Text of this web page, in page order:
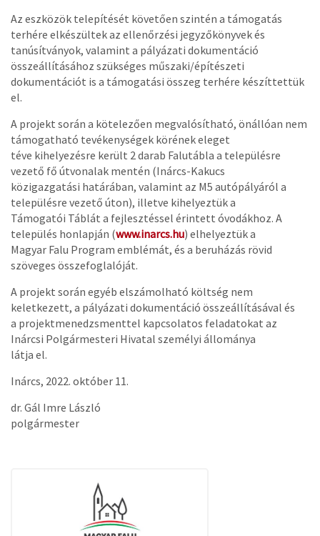
Az eszközök telepítését követően szintén a támogatás
terhére elkészültek az ellenőrzési jegyzőkönyvek és
tanúsítványok, valamint a pályázati dokumentáció
összeállításához szükséges műszaki/építészeti
dokumentációt is a támogatási összeg terhére készíttettük
el.
A projekt során a kötelezően megvalósítható, önállóan nem
támogatható tevékenységek körének eleget
téve kihelyezésre került 2 darab Falutábla a településre
vezető fő útvonalak mentén (Inárcs-Kakucs
közigazgatási határában, valamint az M5 autópályáról a
településre vezető úton), illetve kihelyeztük a
Támogatói Táblát a fejlesztéssel érintett óvodákhoz. A
település honlapján (www.inarcs.hu) elhelyeztük a
Magyar Falu Program emblémát, és a beruházás rövid
szöveges összefoglalóját.
A projekt során egyéb elszámolható költség nem
keletkezett, a pályázati dokumentáció összeállításával és
a projektmenedzsmenttel kapcsolatos feladatokat az
Inárcsi Polgármesteri Hivatal személyi állománya
látja el.
Inárcs, 2022. október 11.
dr. Gál Imre László
polgármester